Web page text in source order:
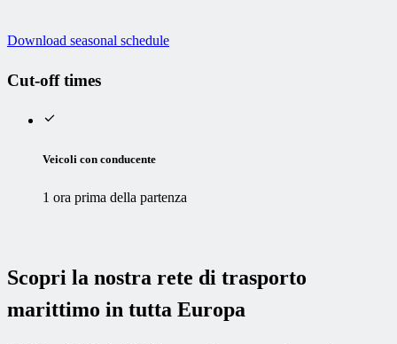
Download seasonal schedule
Cut-off times
Veicoli con conducente
1 ora prima della partenza
Scopri la nostra rete di trasporto
marittimo in tutta Europa